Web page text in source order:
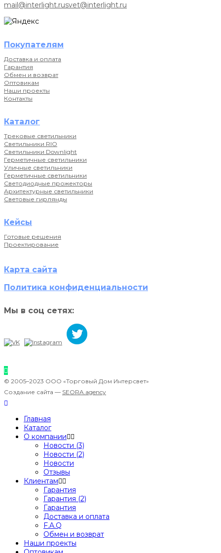
mail@interlight.rusvet@interlight.ru
Покупателям
Доставка и оплата
Гарантия
Обмен и возврат
Оптовикам
Наши проекты
Контакты
Каталог
Трековые светильники
Светильники RIO
Светильники Downlight
Герметичные светильники
Уличные светильники
Герметичные светильники
Светодиодные прожекторы
Архитектурные светильники
Световые гирлянды
Кейсы
Готовые решения
Проектирование
Карта сайта
Политика конфиденциальности
Мы в соц сетях:
© 2005–2023 ООО «Торговый Дом Интерсвет»
Создание сайта — SEORA.agency
Главная
Каталог
О компании
Новости (3)
Новости (2)
Новости
Отзывы
Клиентам
Гарантия
Гарантия (2)
Гарантия
Доставка и оплата
F.A.Q
Обмен и возврат
Наши проекты